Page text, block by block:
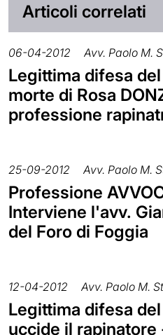
Articoli correlati
06-04-2012 Avv. Paolo M.
Legittima difesa del
morte di Rosa
professione
25-09-2012 Avv. Paolo M.
Professione
Interviene l'avv.
del Foro di Foggia
12-04-2012 Avv. Paolo M.
Legittima difesa
uccide il rapinatore